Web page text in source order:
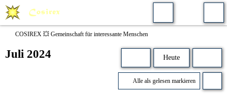
COSIREX 💥 Gemeinschaft für interessante Menschen
Juli 2024 Heute
Alle als gelesen markieren